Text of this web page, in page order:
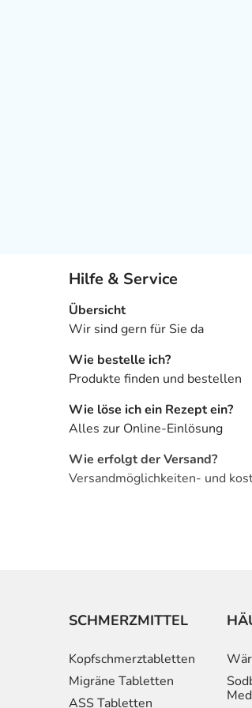
Hilfe & Service
Übersicht
Wir sind gern für Sie da
Wie bestelle ich?
Produkte finden und bestellen
Wie löse ich ein Rezept ein?
Alles zur Online-Einlösung
Wie erfolgt der Versand?
Versandmöglichkeiten- und
SCHMERZMITTEL
Kopfschmerztabletten
Migräne Tabletten
ASS Tabletten